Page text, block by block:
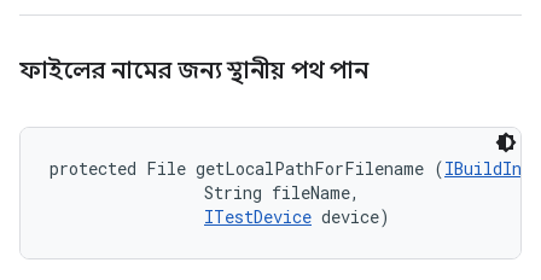
ফাইলের নামের জন্য স্থানীয় পথ পান
protected File getLocalPathForFilename (IBuildInfo
                String fileName,
ITestDevice device)